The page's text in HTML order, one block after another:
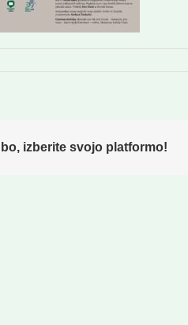
izberite svojo platformo!